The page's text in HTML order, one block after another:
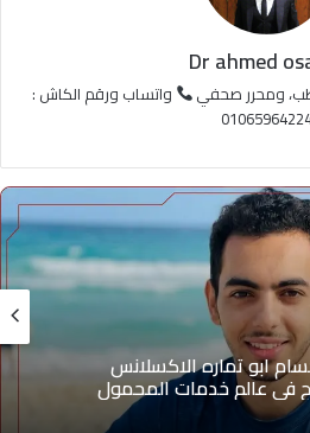
Dr ahmed
ومحرر صحفي
واتساب ورقم الكاش :
ابو تماره الاكسلانس
في عالم خدمات المحمول